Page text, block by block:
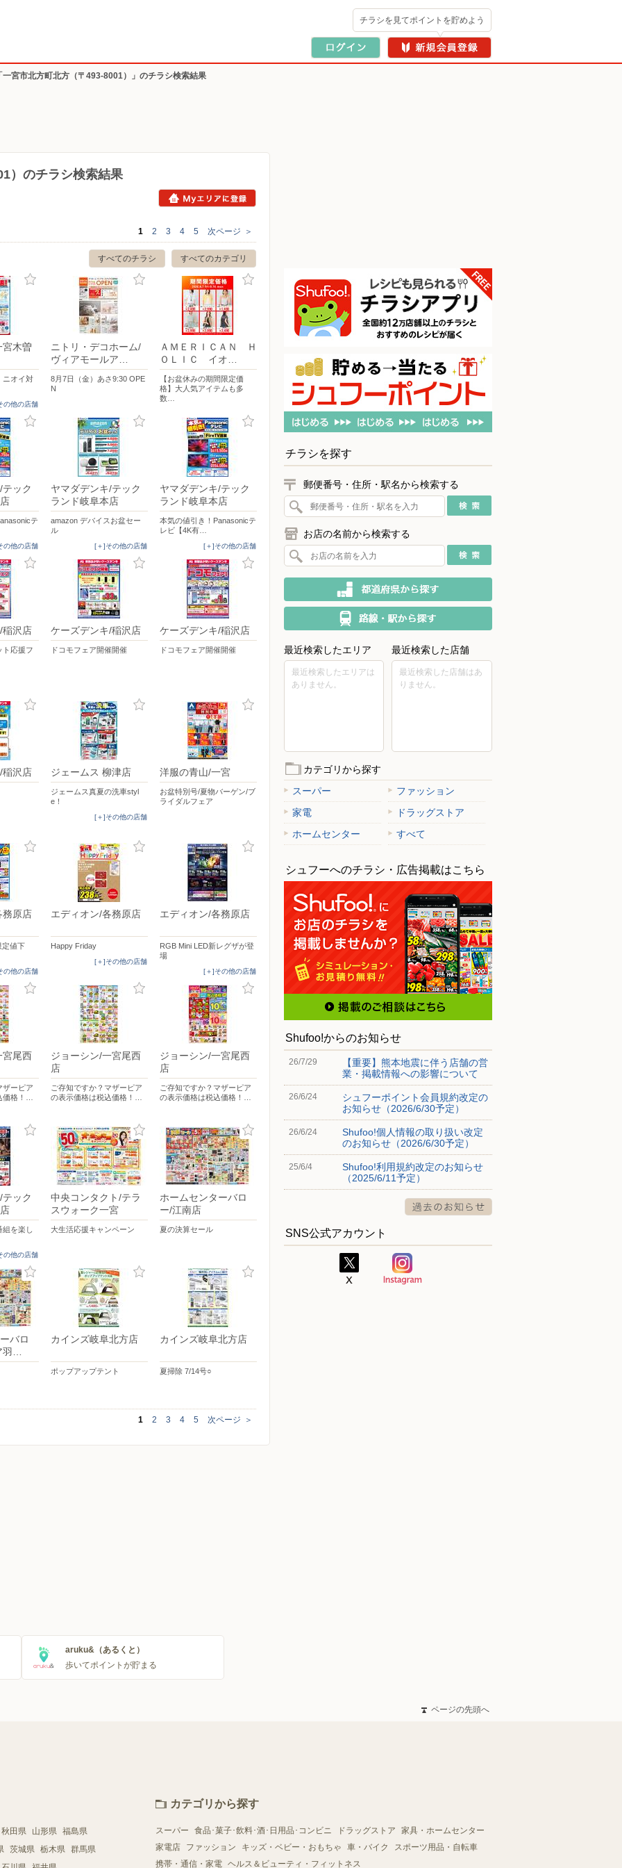
チラシを見てポイントを貯めよう
一宮市北方町北方（〒493-8001）」のチラシ検索結果
）のチラシ検索結果
1 2 3 4 5 次ページ ＞
すべてのカテゴリ
すべてのチラシ
宮木曽
ニオイ対
の他の店舗
ニトリ・デコホーム/
ヴィアモールア…
8月7日（金）あさ9:30 OPE
N
ＡＭＥＲＩＣＡＮ Ｈ
ＯＬＩＣ イオ…
【お盆休みの期間限定価
格】大人気アイテムも多
数…
ック
テ
の他の店舗
ヤマダデンキ/テック
ランド岐阜本店
amazon デバイスお盆セー
ル
[＋]その他の店舗
ヤマダデンキ/テック
ランド岐阜本店
本気の値引き！Panasonicテ
レビ【4K有…
[＋]その他の店舗
稲沢店
ト応援フ
ケーズデンキ/稲沢店
ドコモフェア開催開催
ケーズデンキ/稲沢店
ドコモフェア開催開催
稲沢店 ジェームス 柳津店
ジェームス真夏の洗車styl
e！
[＋]その他の店舗
洋服の青山/一宮
お盆特別号/夏物バーゲン/ブ
ライダルフェア
務原店
定値下
の他の店舗
エディオン/各務原店
Happy Friday
[＋]その他の店舗
エディオン/各務原店
RGB Mini LED新レグザが登
場
[＋]その他の店舗
宮尾西
ザーピア
価格！…
ジョーシン/一宮尾西
店
ご存知ですか？マザーピア
の表示価格は税込価格！…
ジョーシン/一宮尾西
店
ご存知ですか？マザーピア
の表示価格は税込価格！…
ック
組を楽し
の他の店舗
中央コンタクト/テラ
スウォーク一宮
大生活応援キャンペーン
ホームセンターバロ
ー/江南店
夏の決算セール
バロ
…
カインズ岐阜北方店
ポップアップテント
カインズ岐阜北方店
夏掃除 7/14号○
1 2 3 4 5 次ページ ＞
チラシを探す
郵便番号・住所・駅名から検索する
お店の名前から検索する
最近検索したエリア
最近検索したエリアは
ありません。
最近検索した店舗
最近検索した店舗はあ
りません。
カテゴリから探す
スーパー
ファッション
家電
ドラッグストア
ホームセンター
すべて
シュフーへのチラシ・広告掲載はこちら
Shufoo!からのお知らせ
26/7/29
【重要】熊本地震に伴う店舗の営
業・掲載情報への影響について
26/6/24
シュフーポイント会員規約改定の
お知らせ（2026/6/30予定）
26/6/24
Shufoo!個人情報の取り扱い改定
のお知らせ（2026/6/30予定）
25/6/4
Shufoo!利用規約改定のお知らせ
（2025/6/11予定）
SNS公式アカウント
aruku&（あるくと）
歩いてポイントが貯まる
ページの先頭へ
秋田県 山形県 福島県
茨城県 栃木県 群馬県
カテゴリから探す
スーパー 食品･菓子･飲料･酒･日用品･コンビニ ドラッグストア
家具・ホームセンター
家電店
ファッション キッズ・ベビー・おもちゃ 車・バイク
スポーツ用品・自転車
携帯・通信・家電 ヘルス＆ビューティ・フィットネス